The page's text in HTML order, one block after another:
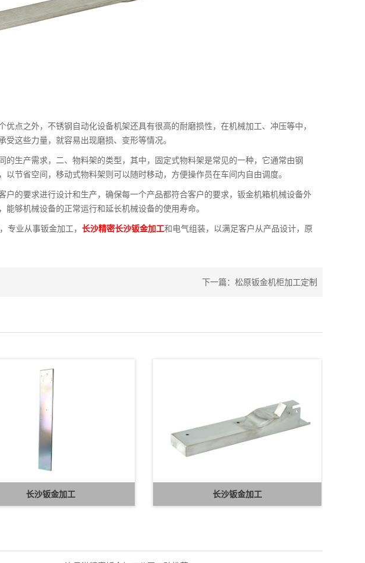
点之外，不锈钢自动化设备机架还具有很高的耐磨损性，在机械加工、冲压等中，
这些力量，就容易出现磨损、变形等情况。
生产需求，二、物料架的类型，其中，固定式物料架是常见的一种，它通常由钢
节省空间，移动式物料架则可以随时移动，方便操作员在车间内自由调度。
的要求进行设计和生产，确保每一个产品都符合客户的要求，钣金机箱机械设备外
够机械设备的正常运行和延长机械设备的使用寿命。
专业从事钣金加工，长沙精密长沙钣金加工和电气组装，以满足客户从产品设计，原
下一篇： 松原钣金机柜加工定制
长沙钣金加工 长沙钣金加工